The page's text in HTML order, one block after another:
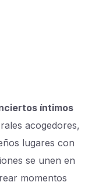
íntimos
acogedores,
lugares con
se unen en
momentos